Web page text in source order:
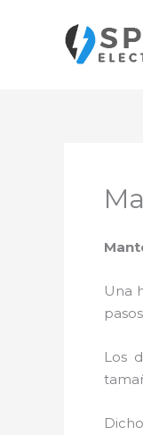
contenido
Una
Los